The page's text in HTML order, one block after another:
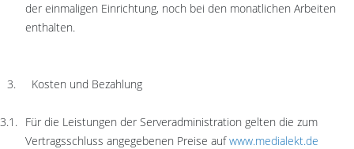
der einmaligen Einrichtung, noch bei den monatlichen Arbeiten
enthalten.
Kosten und Bezahlung
Für die Leistungen der Serveradministration gelten die zum
Vertragsschluss angegebenen Preise aufwww.medialekt.de